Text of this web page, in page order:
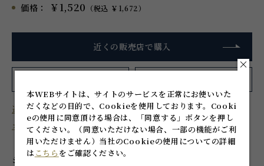
価格： ￥1,520 （税込 ￥1,672）
近くの販売店で購入
近くのショールームを探す
オーダー家具を作る
シンプルな円盤状のつまみ。アンティークからモダンまで幅
本WEBサイトは、サイトのサービスを正常にお使いいた
だくなどの目的で、Cookieを使用しております。 Cooki
eの使用に同意頂ける場合は、「同意する」ボタンを押し
てください。
（同意いただけない場合、一部の機能がご利
用いただけません） 当社のCookieの使用についての詳細
は こちら をご確認ください。